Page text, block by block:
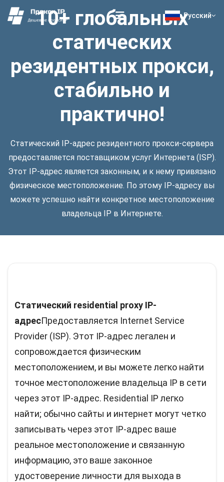
Русский
10+ глобальных
статических
резидентных прокси,
стабильно и
практично!
Статический IP-адрес резидентного прокси-сервера
предоставляется поставщиком услуг Интернета (ISP).
Этот IP-адрес является законным, и к нему привязано
физическое местоположение. По этому IP-адресу вы
можете успешно найти конкретное местоположение
владельца IP в Интернете.
Статический residential proxy IP-
адресПредоставляется Internet Service
Provider (ISP). Этот IP-адрес легален и
сопровождается физическим
местоположением, и вы можете легко найти
точное местоположение владельца IP в сети
через этот IP-адрес. Residential IP легко
найти; обычно сайты и интернет могут четко
записывать через этот IP-адрес ваше
реальное местоположение и связанную
информацию, это ваше законное
удостоверение личности для выхода в